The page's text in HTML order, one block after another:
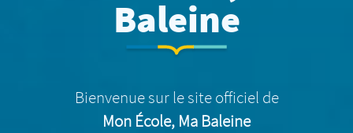
Baleine
Bienvenue sur le site officiel de
Mon École, Ma Baleine